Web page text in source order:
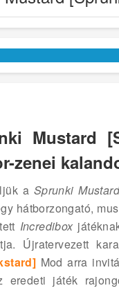
Mustard
zenei
a Sprunki
hátborzongató,
Incredibox
Újratervezett
Mod arra
eredeti játék